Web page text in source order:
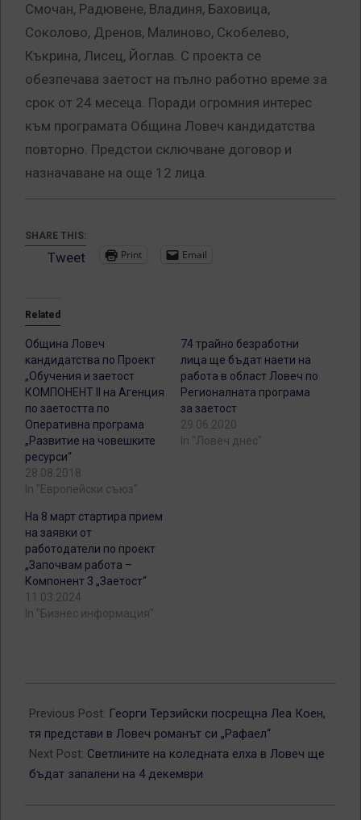
Смочан, Радювене, Владиня, Баховица,
Соколово, Дренов, Малиново, Скобелево,
Къкрина, Лисец, Йоглав. С проекта се
обезпечава заетост на пълно работно време за
срок от 24 месеца. Поради огромния интерес
към програмата Община Ловеч кандидатства
повторно. Предстои сключване договор и
назначаване на още 12 лица.
SHARE THIS:
Tweet Print Email
Related
Община Ловеч
кандидатства по Проект
„Обучения и заетост
КОМПОНЕНТ II на Агенция
по заетостта по
Оперативна програма
„Развитие на човешките
ресурси“
28.08.2018
In "Европейски съюз"
74 трайно безработни
лица ще бъдат наети на
работа в област Ловеч по
Регионалната програма
за заетост
29.06.2020
In "Ловеч днес"
На 8 март стартира прием
на заявки от
работодатели по проект
„Започвам работа –
Компонент 3 „Заетост“
11.03.2024
In "Бизнес информация"
11-
13
Previous Post: Георги Терзийски посрещна Леа Коен,
тя представи в Ловеч романът си „Рафаел“
Next Post: Светлините на коледната елха в Ловеч ще
бъдат запалени на 4 декември